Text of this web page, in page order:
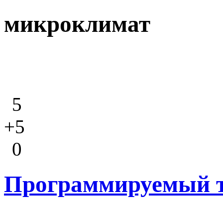
микроклимат
5
+5
0
Программируемый